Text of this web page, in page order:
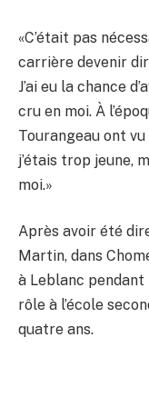
«C’était pas
carrière devenir
J’ai eu la chance
cru en moi. À
Tourangeau ont
j’étais trop jeune,
moi.»
Après avoir été
Martin, dans
à Leblanc pendant
rôle à l’école
quatre ans.